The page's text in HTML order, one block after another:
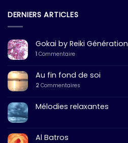
DERNIERS ARTICLES
Gokai by Reiki Génération
1 Commentaire
Au fin fond de soi
2 Commentaires
Mélodies relaxantes
Al Batros